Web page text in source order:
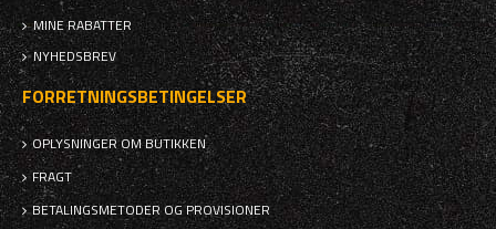
MINE RABATTER
NYHEDSBREV
FORRETNINGSBETINGELSER
OPLYSNINGER OM BUTIKKEN
FRAGT
BETALINGSMETODER OG PROVISIONER